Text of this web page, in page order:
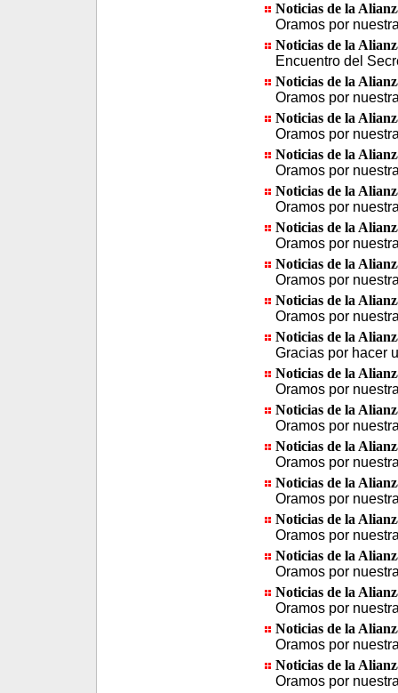
Noticias de la
Oramos por
Noticias de la
Encuentro del
Noticias de la
Oramos por
Noticias de la
Oramos por
Noticias de la
Oramos por
Noticias de la
Oramos por
Noticias de la
Oramos por
Noticias de la
Oramos por
Noticias de la
Oramos por
Noticias de la
Gracias por hacer
Noticias de la
Oramos por
Noticias de la
Oramos por
Noticias de la
Oramos por
Noticias de la
Oramos por
Noticias de la
Oramos por
Noticias de la
Oramos por
Noticias de la
Oramos por
Noticias de la
Oramos por
Noticias de la
Oramos por